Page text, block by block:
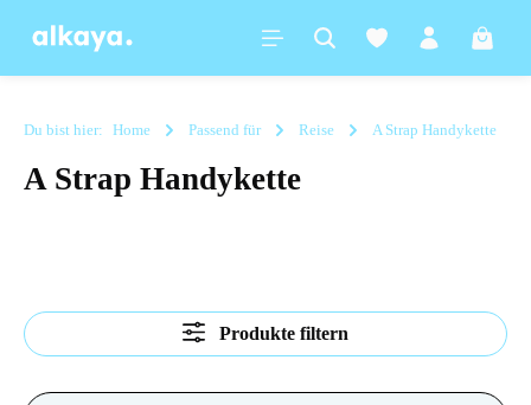
springen
Du bist hier: Home Passend für Reise A Strap Handykette
A Strap Handykette
Produkte filtern